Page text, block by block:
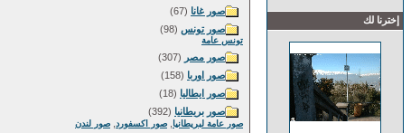
إخترنا لك
صور غانا (67)
صور تونس (98)
تونس عامة
صور مصر (307)
صور اوربا (158)
صور ايطاليا (18)
صور بريطانيا (392)
صور عامة لبريطانيا صور اكسفورد صور لندن